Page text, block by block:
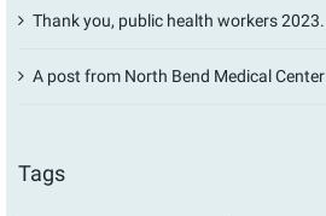
Thank you, public health workers 2023.
A post from North Bend Medical Center
Tags